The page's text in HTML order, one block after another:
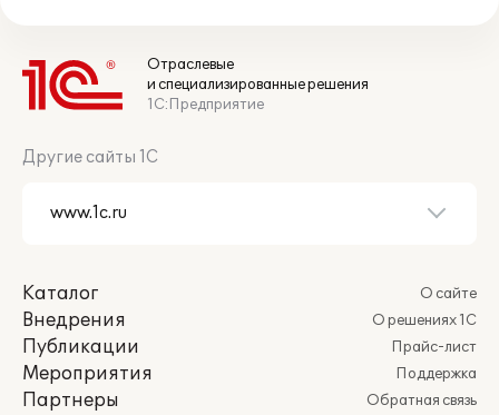
Отраслевые
и специализированные решения
1С:Предприятие
Другие сайты 1С
Каталог
Внедрения
Публикации
Мероприятия
Партнеры
О сайте
О решениях 1С
Прайс-лист
Поддержка
Обратная связь